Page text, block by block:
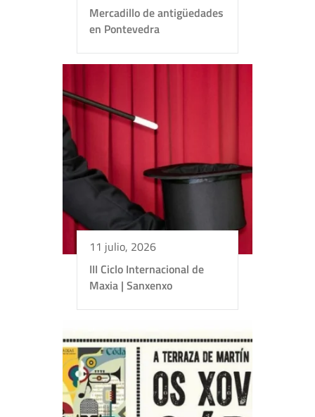
Mercadillo de antigüedades
en Pontevedra
11 julio, 2026
III Ciclo Internacional de
Maxia | Sanxenxo